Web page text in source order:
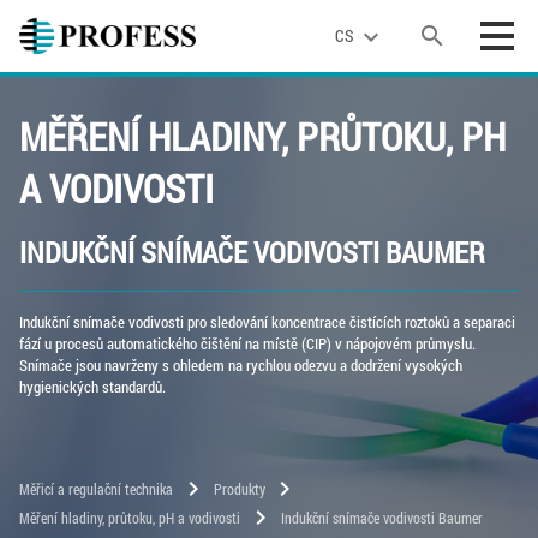
CS expand_more search
MĚŘENÍ HLADINY, PRŮTOKU, PH
A VODIVOSTI
INDUKČNÍ SNÍMAČE VODIVOSTI BAUMER
Indukční snímače vodivosti pro sledování koncentrace čistících roztoků a separaci
fází u procesů automatického čištění na místě (CIP) v nápojovém průmyslu.
Snímače jsou navrženy s ohledem na rychlou odezvu a dodržení vysokých
hygienických standardů.
Měřicí a regulační technika chevron_right Produkty chevron_right
Měření hladiny, průtoku, pH a vodivosti chevron_right Indukční snímače vodivosti Baumer